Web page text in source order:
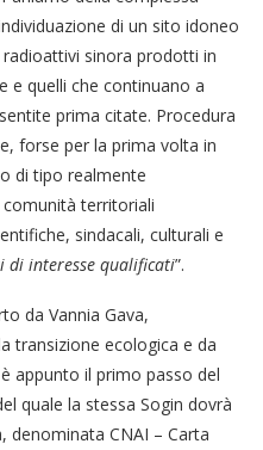
di un sito idoneo
sinora prodotti in
e quelli che continuano a
prima citate. Procedura
forse per la prima volta in
di tipo realmente
territoriali
sindacali, culturali e
di interesse qualificati”.
da Vannia Gava,
transizione ecologica e da
appunto il primo passo del
quale la stessa Sogin dovrà
denominata CNAI – Carta